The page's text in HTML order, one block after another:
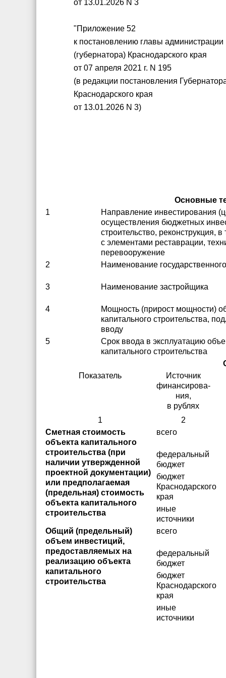
от 13.01.2026 N 3
"Приложение 52
к постановлению главы администрации
(губернатора) Краснодарского края
от 07 апреля 2021 г. N 195
(в редакции постановления
Краснодарского края
от 13.01.2026 N 3)
Основные
1
Направление инвестирования
осуществления бюджетных
строительство, реконструкция, в
с элементами реставрации,
перевооружение
2
Наименование государственного
3 Наименование застройщика
4
Мощность (прирост мощности)
капитального строительства,
вводу
5
Срок ввода в эксплуатацию
капитального строительства
Показатель
Источник
финансирова-
ния,
в рублях
1
2
Сметная стоимость
объекта капитального
строительства (при
наличии утвержденной
проектной документации)
или предполагаемая
(предельная) стоимость
объекта капитального
строительства
всего
федеральный
бюджет
бюджет
Краснодарского
края
иные
источники
Общий (предельный)
объем инвестиций,
предоставляемых на
реализацию объекта
капитального
строительства
всего
федеральный
бюджет
бюджет
Краснодарского
края
иные
источники